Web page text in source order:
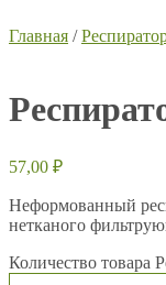
Главная /
57,00 ₽
Неформованный
нетканого
Количество